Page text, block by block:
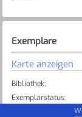
Exemplare
Karte anzeigen
Bibliothek:
Exemplarstatus: